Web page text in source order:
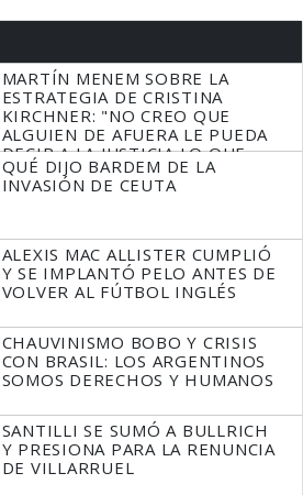
MARTÍN MENEM SOBRE LA
ESTRATEGIA DE CRISTINA
KIRCHNER: "NO CREO QUE
ALGUIEN DE AFUERA LE PUEDA
DECIR A LA JUSTICIA LO QUE
TIENE QUE HACER"
QUÉ DIJO BARDEM DE LA
INVASIÓN DE CEUTA
ALEXIS MAC ALLISTER CUMPLIÓ
Y SE IMPLANTÓ PELO ANTES DE
VOLVER AL FÚTBOL INGLÉS
CHAUVINISMO BOBO Y CRISIS
CON BRASIL: LOS ARGENTINOS
SOMOS DERECHOS Y HUMANOS
SANTILLI SE SUMÓ A BULLRICH
Y PRESIONA PARA LA RENUNCIA
DE VILLARRUEL